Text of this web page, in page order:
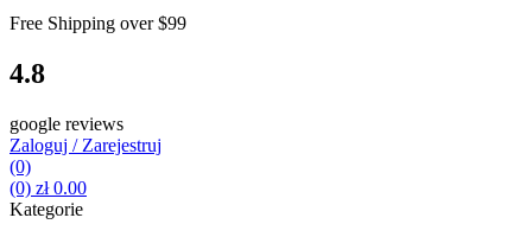
Free Shipping over$99
4.8
google reviews
Zaloguj / Zarejestruj
(0)
(0) zł0.00
Kategorie